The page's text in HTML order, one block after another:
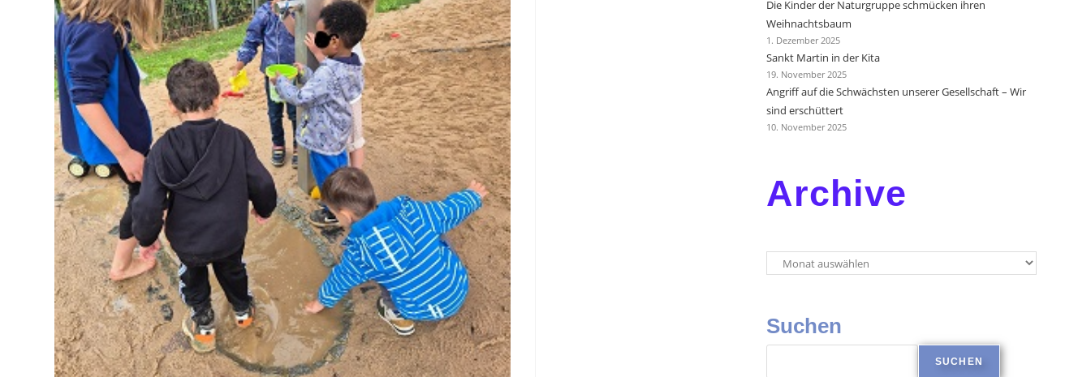
Die Kinder der Naturgruppe schmücken ihren
Weihnachtsbaum
1. Dezember 2025
Sankt Martin in der Kita
19. November 2025
Angriff auf die Schwächsten unserer Gesellschaft – Wir
sind erschüttert
10. November 2025
Archive
Suchen
SUCHEN